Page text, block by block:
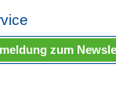
zum